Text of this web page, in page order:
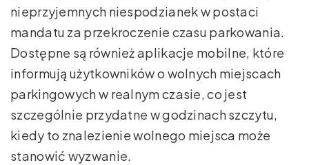
nieprzyjemnych niespodzianek w postaci
mandatu za przekroczenie czasu parkowania.
Dostępne są również aplikacje mobilne, które
informują użytkowników o wolnych miejscach
parkingowych w realnym czasie, co jest
szczególnie przydatne w godzinach szczytu,
kiedy to znalezienie wolnego miejsca może
stanowić wyzwanie.